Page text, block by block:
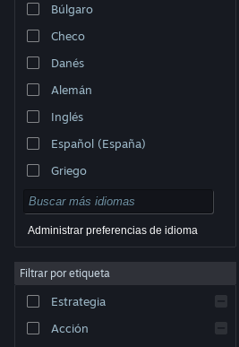
© Valve Corporation. Todos los derechos reservados.
Todas las marcas registradas pertenecen a sus
de Privacidad|Información legal
Acuerdo de Suscriptor a Steam
Cookies
Búlgaro
Checo
Danés
Alemán
Inglés
Español (España)
Griego
Administrar preferencias de idioma
Filtrar por etiqueta
Estrategia
Acción